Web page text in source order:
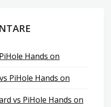
Hands on
PiHole Hands on
vs PiHole Hands on